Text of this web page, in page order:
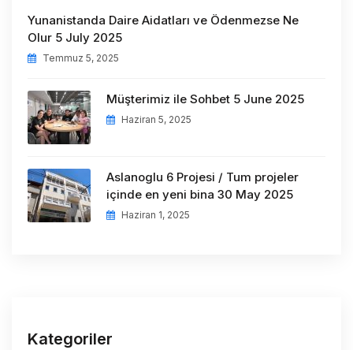
Yunanistanda Daire Aidatları ve Ödenmezse Ne
Olur 5 July 2025
Temmuz 5, 2025
Müşterimiz ile Sohbet 5 June 2025
Haziran 5, 2025
Aslanoglu 6 Projesi / Tum projeler
içinde en yeni bina 30 May 2025
Haziran 1, 2025
Kategoriler